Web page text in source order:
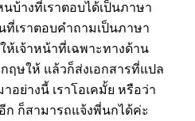
บ้างที่เราตอบได้เป็นภาษา
เราตอบคำถามเป็นภาษา
ห้เจ้าหน้าที่เฉพาะทางด้าน
ฤษให้ แล้วก็ส่งเอกสารที่แปล
อย่างนี้ เราโอเคมั้ย หรือว่า
ก ก็สามารถแจ้งพี่นกได้ค่ะ